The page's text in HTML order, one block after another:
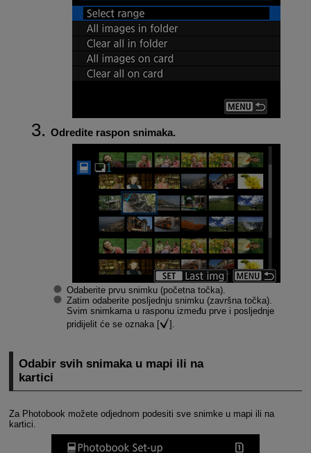
Odredite raspon snimaka.
Odaberite prvu snimku (početna točka).
Zatim odaberite posljednju snimku (završna točka).
Svim snimkama u rasponu između prve i posljednje
pridijelit će se oznaka [
].
Odabir svih snimaka u mapi ili na
kartici
Za Photobook možete odjednom podesiti sve snimke u mapi ili na
kartici.